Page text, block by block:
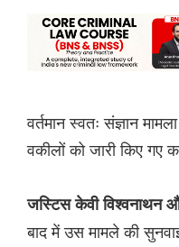
वर्तमान स्वतः संज्ञान
वकीलों को जारी किए गए
जस्टिस केवी विश्वनाथन
बाद में उस मामले की